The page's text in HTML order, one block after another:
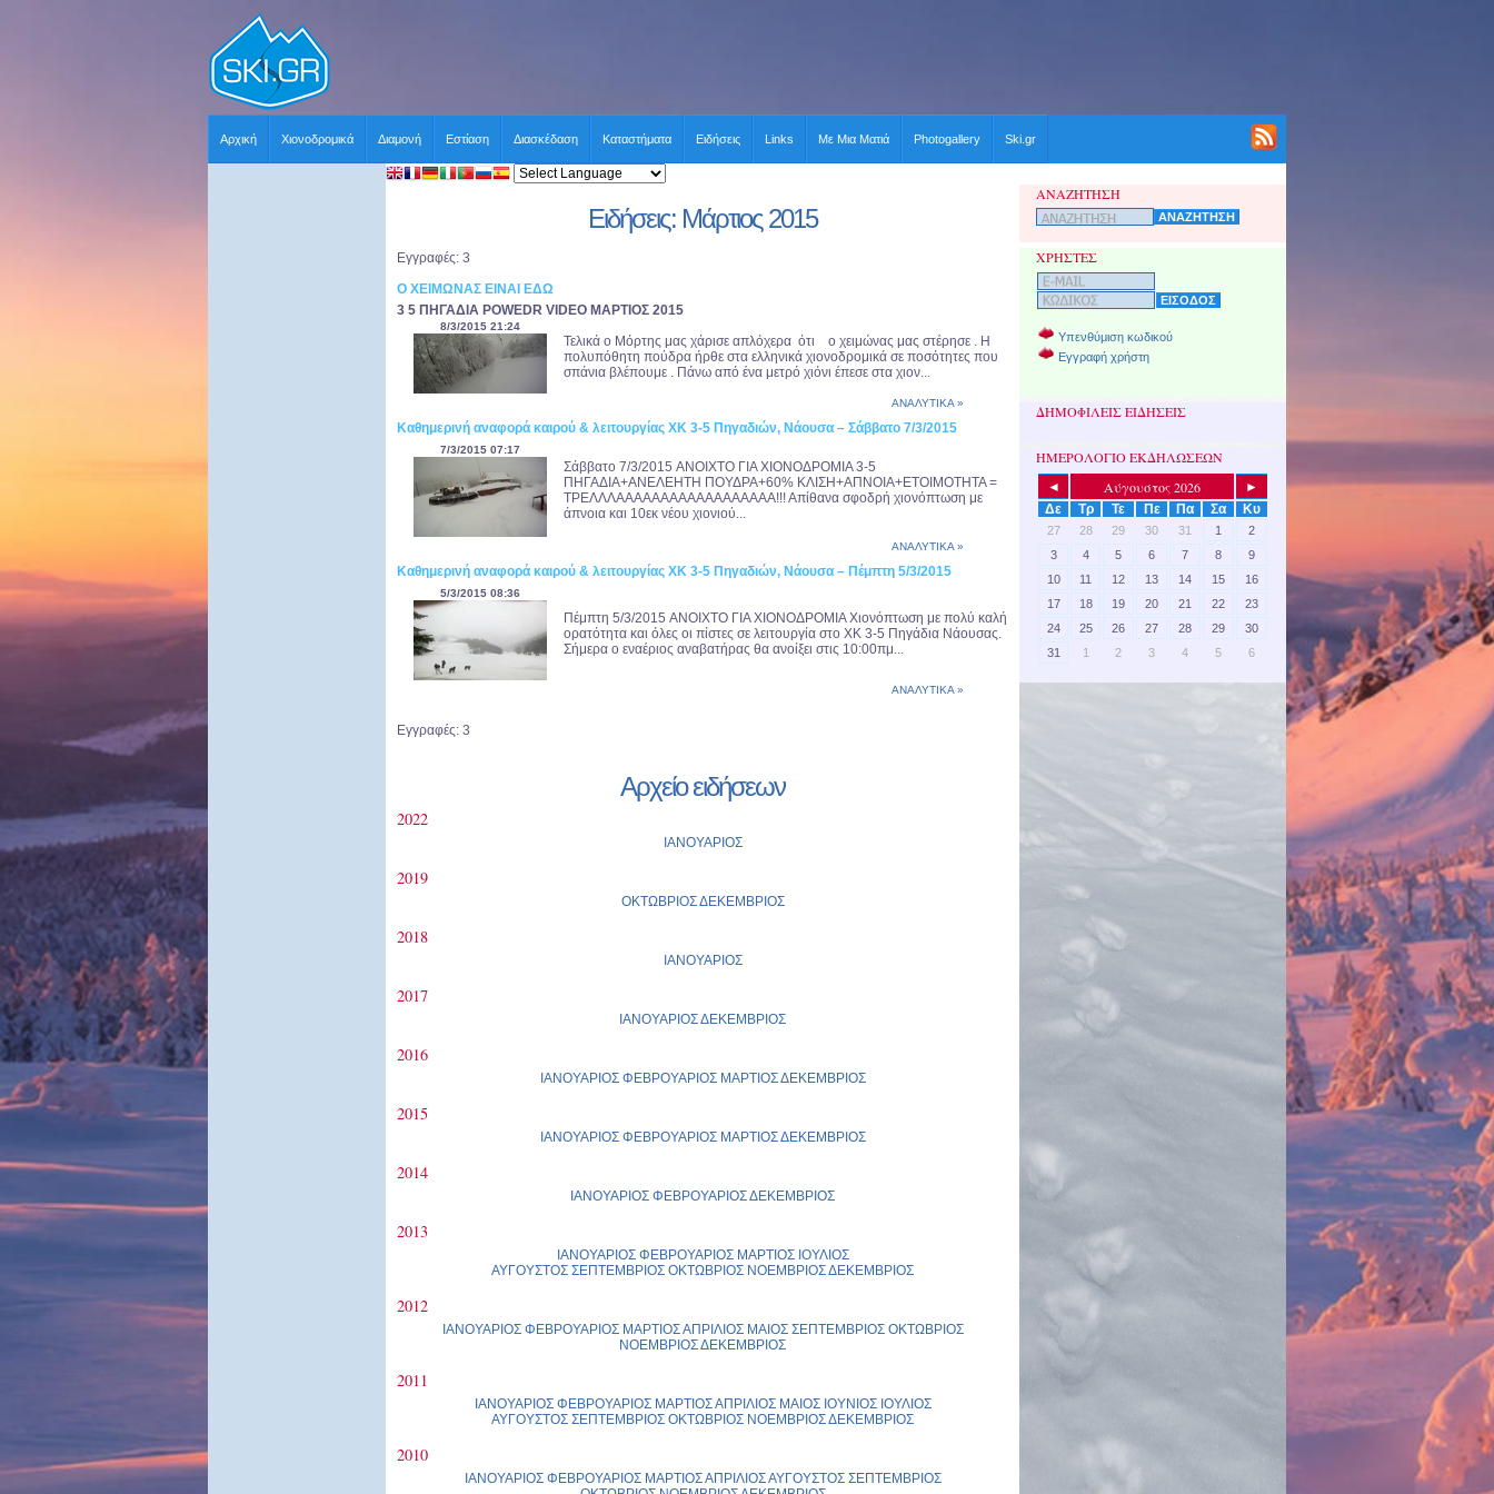
Αρχική Χιονοδρομικά Διαμονή Εστίαση Διασκέδαση Καταστήματα Ειδήσεις Links Με Μια Ματιά Photogallery Ski.gr
Ειδήσεις: Μάρτιος 2015
Εγγραφές: 3
Ο ΧΕΙΜΩΝΑΣ ΕΙΝΑΙ ΕΔΩ
3 5 ΠΗΓΑΔΙΑ POWEDR VIDEO ΜΑΡΤΙΟΣ 2015
8/3/2015 21:24
Τελικά ο Μόρτης μας χάρισε απλόχερα ότι ο χειμώνας μας στέρησε . Η
πολυπόθητη πούδρα ήρθε στα ελληνικά χιονοδρομικά σε ποσότητες που
σπάνια βλέπουμε . Πάνω από ένα μετρό χιόνι έπεσε στα χιον...
ΑΝΑΛΥΤΙΚΑ »
Καθημερινή αναφορά καιρού & λειτουργίας ΧΚ 3-5 Πηγαδιών, Νάουσα – Σάββατο 7/3/2015
7/3/2015 07:17
Σάββατο 7/3/2015 ANOIXTO ΓΙΑ ΧΙΟΝΟΔΡΟΜΙΑ 3-5
ΠΗΓΑΔΙΑ+ΑΝΕΛΕΗΤΗ ΠΟΥΔΡΑ+60% ΚΛΙΣΗ+ΑΠΝΟΙΑ+ΕΤΟΙΜΟΤΗΤΑ =
ΤΡΕΛΛΛΑΑΑΑΑΑΑΑΑΑΑΑΑΑΑΑΑΑ!!! Απίθανα σφοδρή χιονόπτωση με
άπνοια και 10εκ νέου χιονιού...
ΑΝΑΛΥΤΙΚΑ »
Καθημερινή αναφορά καιρού & λειτουργίας ΧΚ 3-5 Πηγαδιών, Νάουσα – Πέμπτη 5/3/2015
5/3/2015 08:36
Πέμπτη 5/3/2015 ANOIXTO ΓΙΑ ΧΙΟΝΟΔΡΟΜΙΑ Χιονόπτωση με πολύ καλή
ορατότητα και όλες οι πίστες σε λειτουργία στο ΧΚ 3-5 Πηγάδια Νάουσας.
Σήμερα ο εναέριος αναβατήρας θα ανοίξει στις 10:00πμ...
ΑΝΑΛΥΤΙΚΑ »
Εγγραφές: 3
Αρχείο ειδήσεων
2022
ΙΑΝΟΥΑΡΙΟΣ
2019
ΟΚΤΩΒΡΙΟΣΔΕΚΕΜΒΡΙΟΣ
2018
ΙΑΝΟΥΑΡΙΟΣ
2017
ΙΑΝΟΥΑΡΙΟΣΔΕΚΕΜΒΡΙΟΣ
2016
ΙΑΝΟΥΑΡΙΟΣ ΦΕΒΡΟΥΑΡΙΟΣ ΜΑΡΤΙΟΣΔΕΚΕΜΒΡΙΟΣ
2015
ΙΑΝΟΥΑΡΙΟΣ ΦΕΒΡΟΥΑΡΙΟΣ ΜΑΡΤΙΟΣΔΕΚΕΜΒΡΙΟΣ
2014
ΙΑΝΟΥΑΡΙΟΣ ΦΕΒΡΟΥΑΡΙΟΣΔΕΚΕΜΒΡΙΟΣ
2013
ΙΑΝΟΥΑΡΙΟΣ ΦΕΒΡΟΥΑΡΙΟΣ ΜΑΡΤΙΟΣ ΙΟΥΛΙΟΣ
ΑΥΓΟΥΣΤΟΣ ΣΕΠΤΕΜΒΡΙΟΣ ΟΚΤΩΒΡΙΟΣ ΝΟΕΜΒΡΙΟΣΔΕΚΕΜΒΡΙΟΣ
2012
ΙΑΝΟΥΑΡΙΟΣ ΦΕΒΡΟΥΑΡΙΟΣ ΜΑΡΤΙΟΣΑΠΡΙΛΙΟΣ ΜΑΙΟΣ ΣΕΠΤΕΜΒΡΙΟΣ ΟΚΤΩΒΡΙΟΣ
ΝΟΕΜΒΡΙΟΣΔΕΚΕΜΒΡΙΟΣ
2011
ΙΑΝΟΥΑΡΙΟΣ ΦΕΒΡΟΥΑΡΙΟΣ ΜΑΡΤΙΟΣΑΠΡΙΛΙΟΣ ΜΑΙΟΣ ΙΟΥΝΙΟΣ ΙΟΥΛΙΟΣ
ΑΥΓΟΥΣΤΟΣ ΣΕΠΤΕΜΒΡΙΟΣ ΟΚΤΩΒΡΙΟΣ ΝΟΕΜΒΡΙΟΣΔΕΚΕΜΒΡΙΟΣ
2010
ΙΑΝΟΥΑΡΙΟΣ ΦΕΒΡΟΥΑΡΙΟΣ ΜΑΡΤΙΟΣΑΠΡΙΛΙΟΣΑΥΓΟΥΣΤΟΣ ΣΕΠΤΕΜΒΡΙΟΣ
ΑΝΑΖΗΤΗΣΗ
ΧΡΗΣΤΕΣ
Υπενθύμιση κωδικού
Εγγραφή χρήστη
ΔΗΜΟΦΙΛΕΙΣ ΕΙΔΗΣΕΙΣ
ΗΜΕΡΟΛΟΓΙΟ ΕΚΔΗΛΩΣΕΩΝ
◄ Αύγουστος 2026
►
Δε
Τρ Τε Πε Πα Σα Κυ
27 28 29 30 31 1
2
3
4 5 6 7 8
9
10
11 12 13 14 15
16
17
18 19 20 21 22
23
24
25 26 27 28 29
30
31
1 2 3 4 5 6